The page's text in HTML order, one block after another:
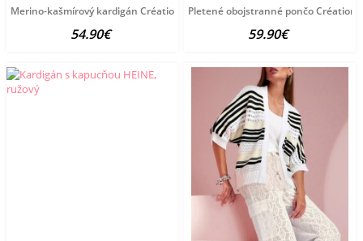
Merino-kašmírový kardigán Création L Premium, hnedá-melanž
54.90€
Pletené obojstranné pončo Création
59.90€